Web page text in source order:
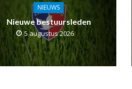
NIEUWS
Nieuwe bestuursleden
5 augustus 2026